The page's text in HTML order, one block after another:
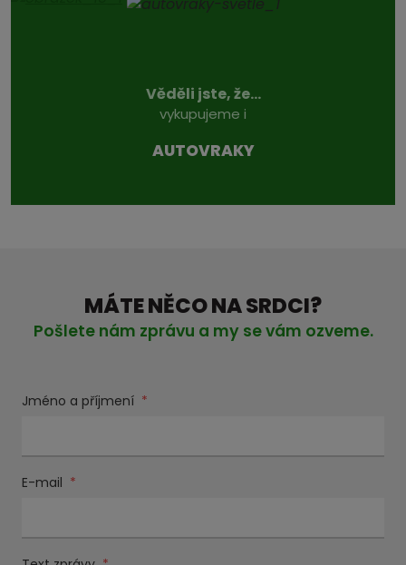
Věděli jste, že...
vykupujeme i
AUTOVRAKY
MÁTE NĚCO NA SRDCI?
Pošlete nám zprávu a my se vám ozveme.
Jméno a příjmení *
E-mail *